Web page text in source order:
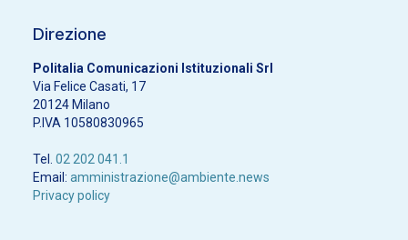
Direzione
Politalia Comunicazioni Istituzionali Srl
Via Felice Casati, 17
20124 Milano
P.IVA 10580830965
Tel. 02 202 041.1
Email: amministrazione@ambiente.news
Privacy policy